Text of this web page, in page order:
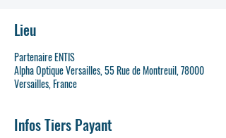
Lieu
Partenaire ENTIS
Alpha Optique Versailles, 55 Rue de Montreuil, 78000
Versailles, France
Infos Tiers Payant